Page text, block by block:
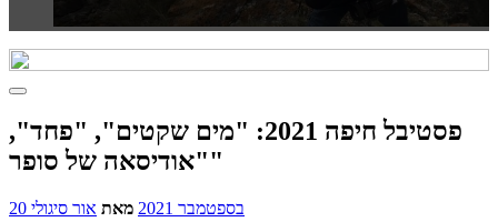
פסטיבל חיפה 2021: "מים שקטים", "פחד",
"אודיסאה של סופר"
20 בספטמבר 2021 מאת אור סיגולי